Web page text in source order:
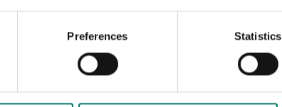
Preferences Statistics